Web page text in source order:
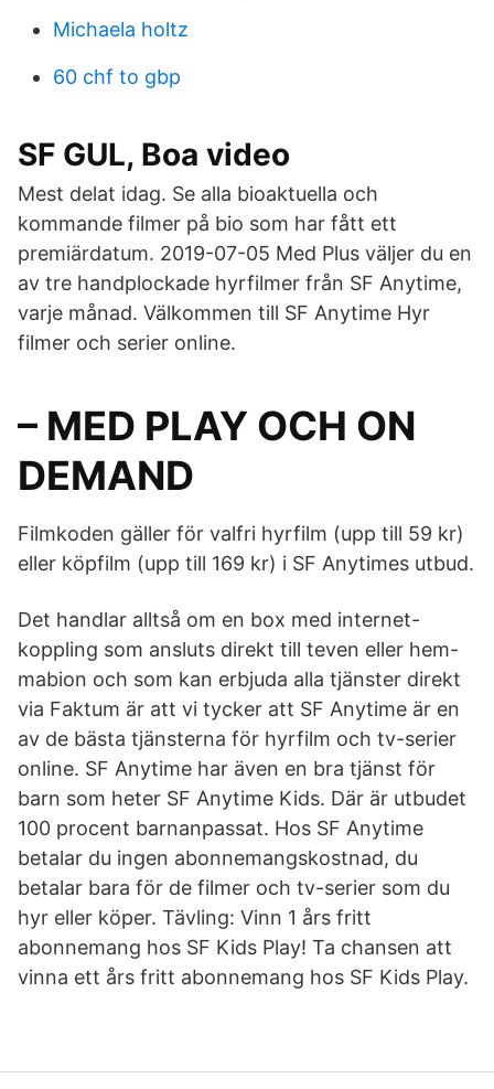
Michaela holtz
60 chf to gbp
SF GUL, Boa video
Mest delat idag. Se alla bioaktuella och
kommande filmer på bio som har fått ett
premiärdatum. 2019-07-05 Med Plus väljer du en
av tre handplockade hyrfilmer från SF Anytime,
varje månad. Välkommen till SF Anytime Hyr
filmer och serier online.
– MED PLAY OCH ON
DEMAND
Filmkoden gäller för valfri hyrfilm (upp till 59 kr)
eller köpfilm (upp till 169 kr) i SF Anytimes utbud.
Det handlar alltså om en box med internet-
koppling som ansluts direkt till teven eller hem-
mabion och som kan erbjuda alla tjänster direkt
via Faktum är att vi tycker att SF Anytime är en
av de bästa tjänsterna för hyrfilm och tv-serier
online. SF Anytime har även en bra tjänst för
barn som heter SF Anytime Kids. Där är utbudet
100 procent barnanpassat. Hos SF Anytime
betalar du ingen abonnemangskostnad, du
betalar bara för de filmer och tv-serier som du
hyr eller köper. Tävling: Vinn 1 års fritt
abonnemang hos SF Kids Play! Ta chansen att
vinna ett års fritt abonnemang hos SF Kids Play.